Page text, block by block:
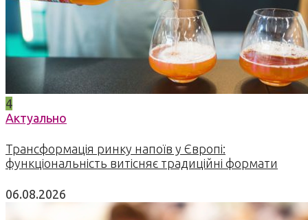
4
Актуально
Трансформація ринку напоїв у Європі:
функціональність витісняє традиційні формати
06.08.2026